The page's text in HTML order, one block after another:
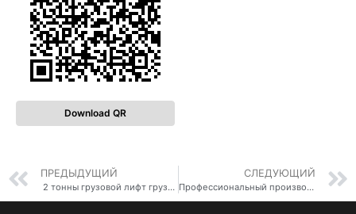
Download QR
ПРЕДЫДУЩИЙ
2 тонны грузовой лифт грузовой лифт грузовые лифты цена
СЛЕДУЮЩИЙ
Профессиональный производитель 3000 кг грузовой лифт окрашенная сталь грузовой лифт для склада